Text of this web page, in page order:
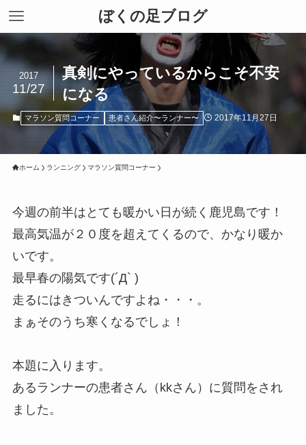
ぼくの足ブログ
真剣にやっているからこそ不安
になる
2017
11/27
マラソン質問コーナー 患者さん紹介〜ランナー〜 2017年11月27日
ホーム ランニング マラソン質問コーナー
今週の前半はとても暖かい日が続く鹿児島です！
最高気温が２０度を超えてくるので、かなり暖か
いです。
最早春の陽気です(´Д` )
走るにはきついんですよね・・・。
まぁそのうち寒くなるでしょ！
本題に入ります。
あるランナーの患者さん（kkさん）に質問をされ
ました。